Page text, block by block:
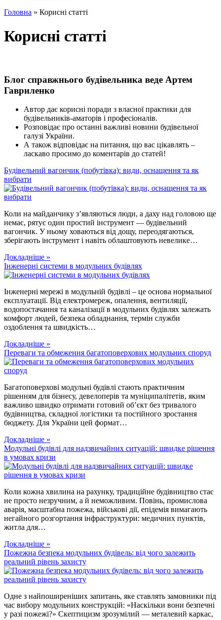
Головна » Корисні статті
Корисні статті
Блог справжнього будівельника веде Артем
Гавриленко
Автор дає корисні поради з власної практики для
будівельників-аматорів і професіоналів.
Розповідає про останні важливі новини будівельної
галузі України.
А також відповідає на питання, що вас цікавлять –
ласкаво просимо до коментарів до статей!
Будівельний вагончик (побутівка): види, оснащення та як
вибрати
Коли на майданчику з’являються люди, а даху над головою ще
немає, рятує один простий інструмент — будівельний
вагончик. У ньому ховаються від дощу, переодягаються,
зберігають інструмент і навіть облаштовують невелике…
Докладніше »
Інженерні системи в модульних будівлях
Інженерні мережі в модульній будівлі – це основа нормальної
експлуатації. Від електромереж, опалення, вентиляції,
водопостачання та каналізації в модульних будівлях залежать
комфорт людей, безпека обладнання, термін служби
оздоблення та швидкість…
Докладніше »
Переваги та обмеження багатоповерхових модульних споруд
Багатоповерхові модульні будівлі стають практичним
рішенням для бізнесу, девелоперів та муніципалітетів, яким
важливо швидко отримати готовий об’єкт без тривалого
будівництва, складної логістики та постійного зростання
бюджету. Для України цей формат…
Докладніше »
Модульні будівлі для надзвичайних ситуацій: швидке рішення
в умовах кризи
Коли кожна хвилина на рахунку, традиційне будівництво стає
не просто незручним, а й неможливим. Повінь, промислова
аварія, масштабна пожежа, військові дії, епідемія вимагають
негайного розгортання інфраструктури: медичних пунктів,
житла для…
Докладніше »
Пожежна безпека модульних будівель: від чого залежить
реальний рівень захисту
Одне з найпоширеніших запитань, яке ставлять замовники під
час вибору модульних конструкцій: «Наскільки вони безпечні
у разі пожежі?» Скептицизм зрозумілий — металевий каркас,